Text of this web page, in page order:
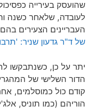
שהועסק בעירייה
לעובדה, שלאחר כשנה
העבריינים הצעירים
של ד"ר גדעון שניר:
יתר על כן, כשנתבקשו
הדור השלישי של
קודם כול כמוסלמים,
הוריהם (כמו תוניס,